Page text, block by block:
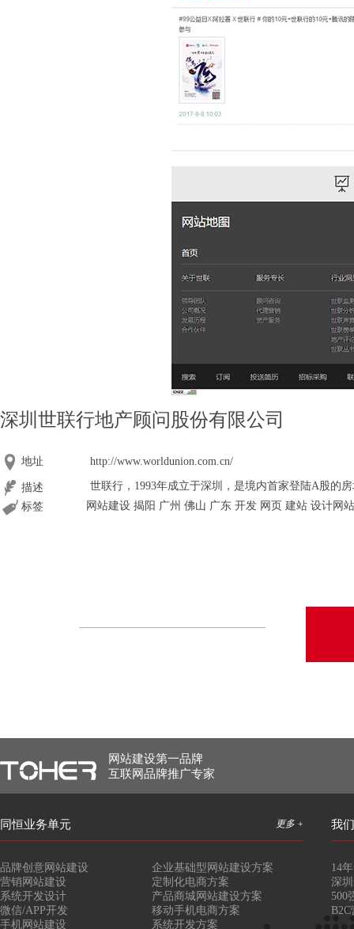
深圳世联行地产顾问股份有限公司
地址 http://www.worldunion.com.cn/
描述
世联行，1993年成立于深圳，是境内首家登陆A股的
标签
网站建设 揭阳 广州 佛山 广东 开发 网页 建站 设计网
网站建设第一品牌
互联网品牌推广专家
更多 +
同恒业务单元
品牌创意网站建设
营销网站建设
系统开发设计
微信/APP开发
手机网站建设
企业基础型网站建设方案
定制化电商方案
产品商城网站建设方案
移动手机电商方案
系统开发方案
我
14
深
500